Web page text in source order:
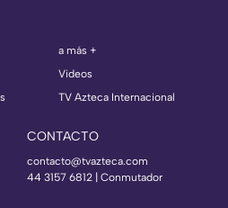
a más +
Videos
TV Azteca Internacional
CONTACTO
contacto@tvazteca.com
44 3157 6812 | Conmutador